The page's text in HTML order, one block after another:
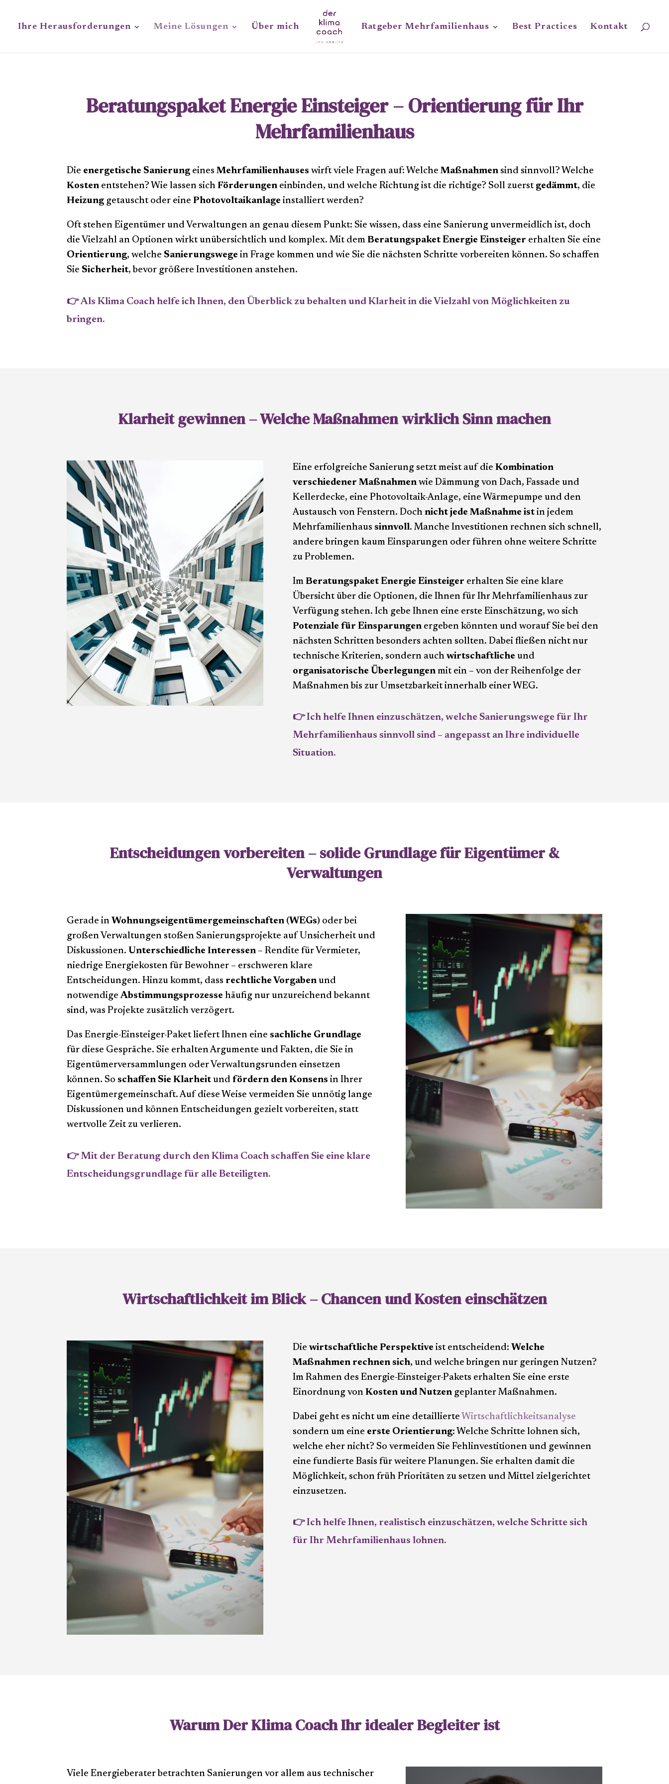
Ihre Herausforderungen Meine Lösungen Über mich Ratgeber Mehrfamilienhaus Best Practices Kontakt
Beratungspaket Energie Einsteiger – Orientierung für Ihr
Mehrfamilienhaus
Die energetische Sanierung einesMehrfamilienhauses wirft viele Fragen auf: WelcheMaßnahmen sind sinnvoll? Welche
Kosten entstehen? Wie lassen sichFörderungen einbinden, und welche Richtung ist die richtige? Soll zuerst gedämmt, die
Heizung getauscht oder einePhotovoltaikanlage installiert werden?
Oft stehen Eigentümer und Verwaltungen an genau diesem Punkt: Sie wissen, dass eine Sanierung unvermeidlich ist, doch
die Vielzahl an Optionen wirkt unübersichtlich und komplex. Mit demBeratungspaket Energie Einsteiger erhalten Sie eine
Orientierung, welche Sanierungswege in Frage kommen und wie Sie die nächsten Schritte vorbereiten können. So schaffen
Sie Sicherheit, bevor größere Investitionen anstehen.
👉 Als Klima Coach helfe ich Ihnen, den Überblick zu behalten und Klarheit in die Vielzahl von Möglichkeiten zu
bringen.
Klarheit gewinnen – Welche Maßnahmen wirklich Sinn machen
Eine erfolgreiche Sanierung setzt meist auf dieKombination
verschiedener Maßnahmen wie Dämmung von Dach, Fassade und
Kellerdecke, eine Photovoltaik-Anlage, eine Wärmepumpe und den
Austausch von Fenstern. Dochnicht jede Maßnahme ist in jedem
Mehrfamilienhaus sinnvoll. Manche Investitionen rechnen sich schnell,
andere bringen kaum Einsparungen oder führen ohne weitere Schritte
zu Problemen.
ImBeratungspaket Energie Einsteiger erhalten Sie eine klare
Übersicht über die Optionen, die Ihnen für Ihr Mehrfamilienhaus zur
Verfügung stehen. Ich gebe Ihnen eine erste Einschätzung, wo sich
Potenziale für Einsparungen ergeben könnten und worauf Sie bei den
nächsten Schritten besonders achten sollten. Dabei fließen nicht nur
technische Kriterien, sondern auchwirtschaftliche und
organisatorische Überlegungen mit ein – von der Reihenfolge der
Maßnahmen bis zur Umsetzbarkeit innerhalb einer WEG.
👉 Ich helfe Ihnen einzuschätzen, welche Sanierungswege für Ihr
Mehrfamilienhaus sinnvoll sind – angepasst an Ihre individuelle
Situation.
Entscheidungen vorbereiten – solide Grundlage für Eigentümer &
Verwaltungen
Gerade in Wohnungseigentümergemeinschaften (WEGs) oder bei
großen Verwaltungen stoßen Sanierungsprojekte auf Unsicherheit und
Diskussionen. Unterschiedliche Interessen – Rendite für Vermieter,
niedrige Energiekosten für Bewohner – erschweren klare
Entscheidungen. Hinzu kommt, dass rechtliche Vorgaben und
notwendigeAbstimmungsprozesse häufig nur unzureichend bekannt
sind, was Projekte zusätzlich verzögert.
Das Energie-Einsteiger-Paket liefert Ihnen eine sachliche Grundlage
für diese Gespräche. Sie erhalten Argumente und Fakten, die Sie in
Eigentümerversammlungen oder Verwaltungsrunden einsetzen
können. So schaffen Sie Klarheit undfördern den Konsens in Ihrer
Eigentümergemeinschaft. Auf diese Weise vermeiden Sie unnötig lange
Diskussionen und können Entscheidungen gezielt vorbereiten, statt
wertvolle Zeit zu verlieren.
👉 Mit der Beratung durch den Klima Coach schaffen Sie eine klare
Entscheidungsgrundlage für alle Beteiligten.
Wirtschaftlichkeit im Blick – Chancen und Kosten einschätzen
Diewirtschaftliche Perspektive ist entscheidend: Welche
Maßnahmen rechnen sich, und welche bringen nur geringen Nutzen?
Im Rahmen des Energie-Einsteiger-Pakets erhalten Sie eine erste
Einordnung vonKosten und Nutzen geplanter Maßnahmen.
Dabei geht es nicht um eine detaillierte Wirtschaftlichkeitsanalyse
sondern um eine erste Orientierung: Welche Schritte lohnen sich,
welche eher nicht? So vermeiden Sie Fehlinvestitionen und gewinnen
eine fundierte Basis für weitere Planungen. Sie erhalten damit die
Möglichkeit, schon früh Prioritäten zu setzen und Mittel zielgerichtet
einzusetzen.
👉 Ich helfe Ihnen, realistisch einzuschätzen, welche Schritte sich
für Ihr Mehrfamilienhaus lohnen.
Warum Der Klima Coach Ihr idealer Begleiter ist
Viele Energieberater betrachten Sanierungen vor allem aus technischer